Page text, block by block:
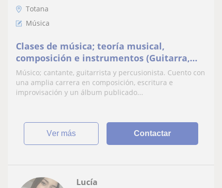
Totana
Música
Clases de música; teoría musical,
composición e instrumentos (Guitarra,
bajo , percusión, piano)
Músico; cantante, guitarrista y percusionista. Cuento con
una amplia carrera en composición, escritura e
improvisación y un álbum publicado...
ver más Contactar
Lucía